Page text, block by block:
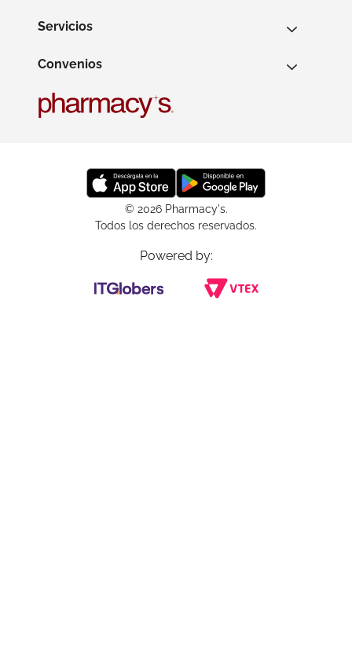
Servicios
Convenios
© 2026 Pharmacy's.
Todos los derechos reservados.
Powered by: